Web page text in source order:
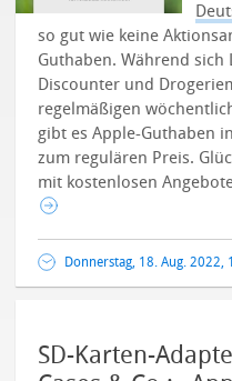
so gut wie keine
Guthaben. Während
Discounter und
regelmäßigen
gibt es Apple-Guthaben
zum regulären Preis.
mit kostenlosen
Donnerstag, 18. Aug. 2022,
SD-Karten-